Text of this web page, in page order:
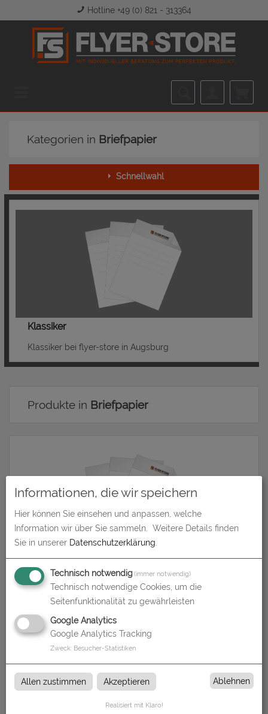
Hotline +49 (0) 821 - 313364
Kategorien in Briefpapier
Schnellwahl
Klassiker
Klassiker bei flyer-store in Augsburg
Produkte in Briefpapier
Briefpapier | DIN A4 | beidseitig bedruckt
zum Artikel
Informationen, die wir speichern
Hier können Sie einsehen und anpassen, welche
Information wir über Sie sammeln.
Weitere Details finden
Sie in unserer Datenschutzerklärung
Technisch notwendig(immer notwendig)
Technisch notwendige Cookies, um die
Seitenfunktionalität zu gewährleisten
Google Analytics
Google Analytics Tracking
Zweck: Besucher-Statistiken
Allen zustimmen Akzeptieren Ablehnen
Realisiert mit Klaro!